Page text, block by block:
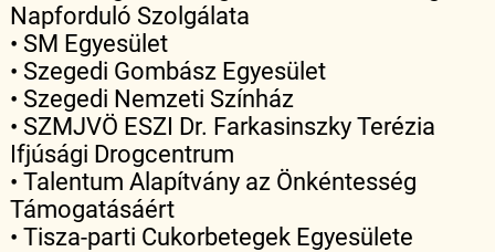
Napforduló Szolgálata
• SM Egyesület
• Szegedi Gombász Egyesület
• Szegedi Nemzeti Színház
• SZMJVÖ ESZI Dr. Farkasinszky Terézia
Ifjúsági Drogcentrum
• Talentum Alapítvány az Önkéntesség
Támogatásáért
• Tisza-parti Cukorbetegek Egyesülete